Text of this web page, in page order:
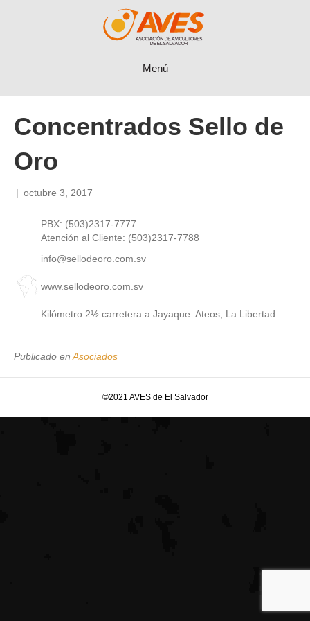
Menú
Concentrados Sello de
Oro
| octubre 3, 2017
PBX: (503)2317-7777
Atención al Cliente: (503)2317-7788
info@sellodeoro.com.sv
www.sellodeoro.com.sv
Kilómetro 2½ carretera a Jayaque. Ateos, La Libertad.
Publicado en Asociados
©2021 AVES de El Salvador